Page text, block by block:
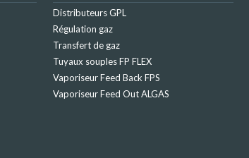
Distributeurs GPL
Régulation gaz
Transfert de gaz
Tuyaux souples FP FLEX
Vaporiseur Feed Back FPS
Vaporiseur Feed Out ALGAS